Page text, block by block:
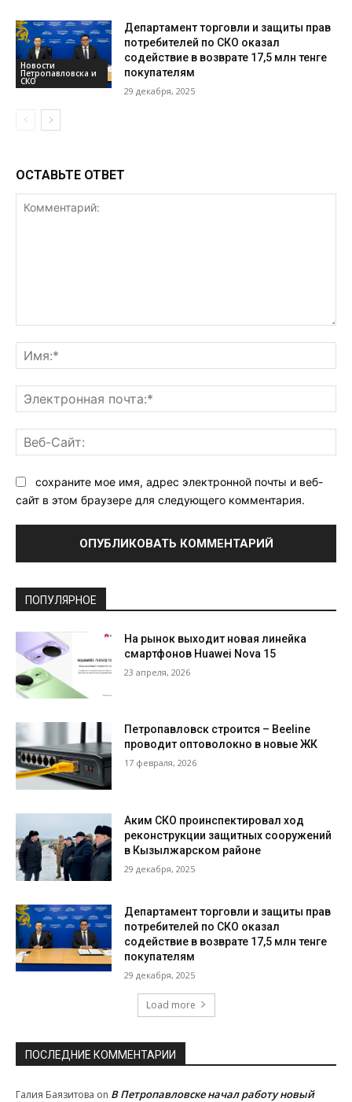
Новости
Петропавловска и
СКО
Департамент торговли и защиты прав
потребителей по СКО оказал
содействие в возврате 17,5 млн тенге
покупателям
29 декабря, 2025
ОСТАВЬТЕ ОТВЕТ
сохраните мое имя, адрес электронной почты и веб-
сайт в этом браузере для следующего комментария.
ПОПУЛЯРНОЕ
На рынок выходит новая линейка
смартфонов Huawei Nova 15
23 апреля, 2026
Петропавловск строится – Beeline
проводит оптоволокно в новые ЖК
17 февраля, 2026
Аким СКО проинспектировал ход
реконструкции защитных сооружений
в Кызылжарском районе
29 декабря, 2025
Департамент торговли и защиты прав
потребителей по СКО оказал
содействие в возврате 17,5 млн тенге
покупателям
29 декабря, 2025
Load more
ПОСЛЕДНИЕ КОММЕНТАРИИ
Галия Баязитова on В Петропавловске начал работу новый